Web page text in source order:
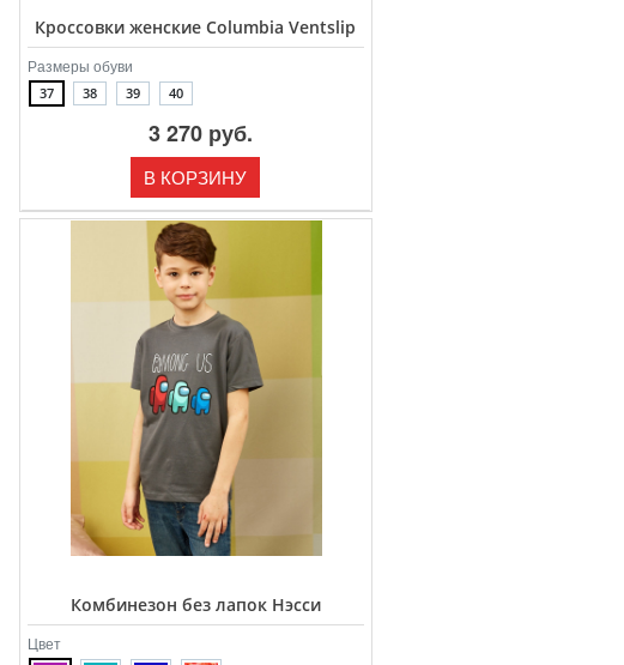
Кроссовки женские Columbia Ventslip
Размеры обуви
37 38 39 40
3 270 руб.
В КОРЗИНУ
Комбинезон без лапок Нэсси
Цвет